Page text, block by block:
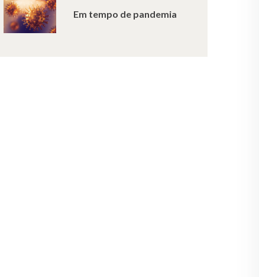
Em tempo de pandemia